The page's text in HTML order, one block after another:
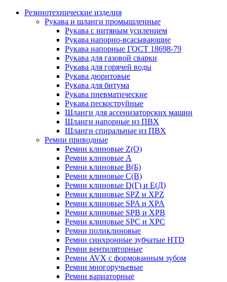
Резинотехнические изделия
Рукава и шланги промышленные
Рукава с нитяным усилением
Рукава напорно-всасывающие
Рукава напорные ГОСТ 18698-79
Рукава для газовой сварки
Рукава для горячей воды
Рукава дюритовые
Рукава для битума
Рукава пневматические
Рукава пескоструйные
Шланги для ассенизаторских машин
Шланги напорные из ПВХ
Шланги спиральные из ПВХ
Ремни приводные
Ремни клиновые Z(О)
Ремни клиновые А
Ремни клиновые В(Б)
Ремни клиновые С(В)
Ремни клиновые D(Г) и Е(Д)
Ремни клиновые SPZ и XPZ
Ремни клиновые SPA и XPA
Ремни клиновые SPB и XPB
Ремни клиновые SPC и XPC
Ремни поликлиновые
Ремни синхронные зубчатые HTD
Ремни вентиляторные
Ремни AVX с формованным зубом
Ремни многоручьевые
Ремни вариаторные